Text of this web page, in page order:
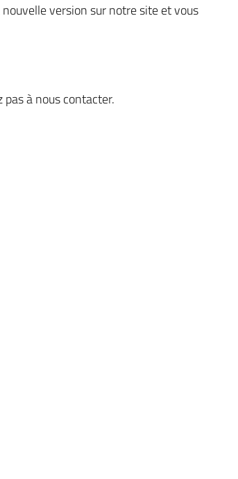
version sur notre site et vous
à nous contacter.